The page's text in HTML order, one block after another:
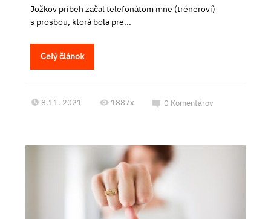
Jožkov príbeh začal telefonátom mne (trénerovi)
s prosbou, ktorá bola pre...
Celý článok
8.11. 2021 1887x 0 Komentárov